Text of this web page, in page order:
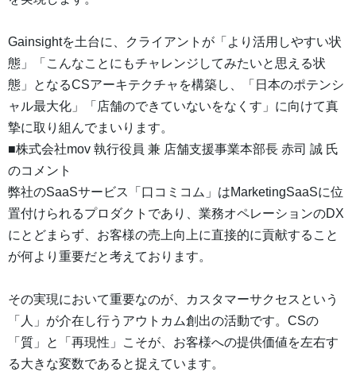
Gainsightを土台に、クライアントが「より活用しやすい状
態」「こんなことにもチャレンジしてみたいと思える状
態」となるCSアーキテクチャを構築し、「日本のポテンシ
ャル最大化」「店舗のできていないをなくす」に向けて真
摯に取り組んでまいります。
■株式会社mov 執行役員 兼 店舗支援事業本部長 赤司 誠 氏
のコメント
弊社のSaaSサービス「口コミコム」はMarketingSaaSに位
置付けられるプロダクトであり、業務オペレーションのDX
にとどまらず、お客様の売上向上に直接的に貢献すること
が何より重要だと考えております。
その実現において重要なのが、カスタマーサクセスという
「人」が介在し行うアウトカム創出の活動です。CSの
「質」と「再現性」こそが、お客様への提供価値を左右す
る大きな変数であると捉えています。